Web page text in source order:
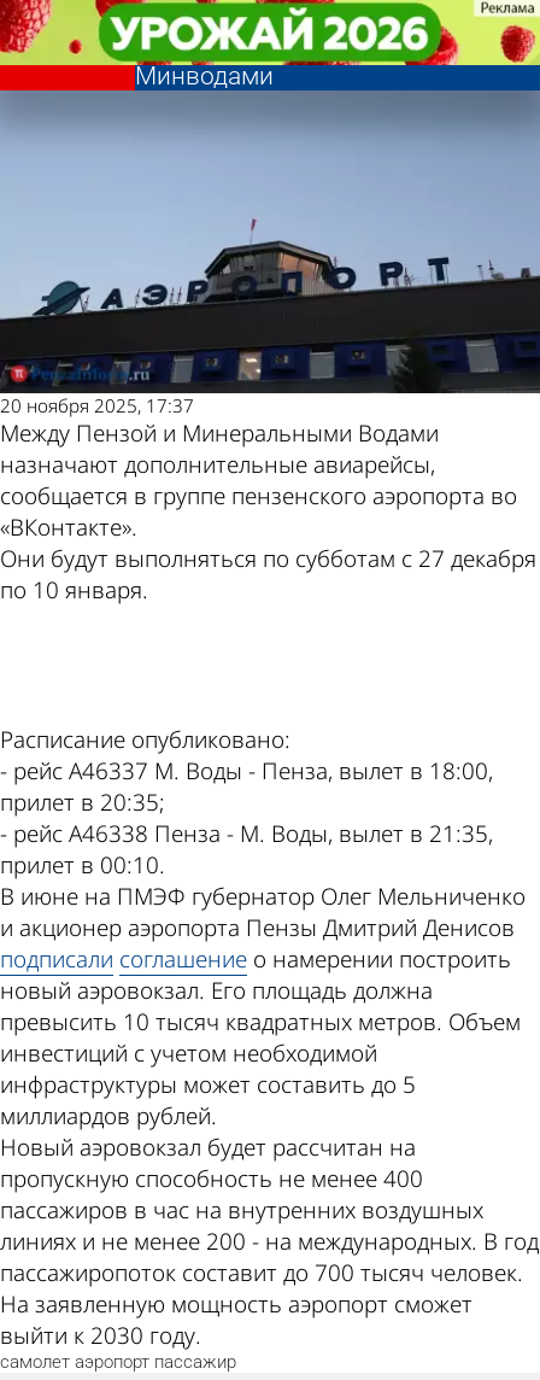
Назначены дополнительные
авиарейсы между Пензой и
Минводами
Общество
20 ноября 2025, 17:37
Между Пензой и Минеральными Водами
назначают дополнительные авиарейсы,
сообщается в группе пензенского аэропорта во
«ВКонтакте».
Они будут выполняться по субботам с 27 декабря
по 10 января.
Расписание опубликовано:
- рейс А46337 М. Воды - Пенза, вылет в 18:00,
прилет в 20:35;
- рейс А46338 Пенза - М. Воды, вылет в 21:35,
прилет в 00:10.
В июне на ПМЭФ губернатор Олег Мельниченко
и акционер аэропорта Пензы Дмитрий Денисов
подписали соглашение о намерении построить
новый аэровокзал. Его площадь должна
превысить 10 тысяч квадратных метров. Объем
инвестиций с учетом необходимой
инфраструктуры может составить до 5
миллиардов рублей.
Новый аэровокзал будет рассчитан на
пропускную способность не менее 400
пассажиров в час на внутренних воздушных
линиях и не менее 200 - на международных. В год
пассажиропоток составит до 700 тысяч человек.
На заявленную мощность аэропорт сможет
выйти к 2030 году.
самолет аэропорт пассажир
Назначены дополнительные
авиарейсы между Пензой и
Минводами
Общество
Другие новости по
теме
Погода и курсы
валют в Пензе